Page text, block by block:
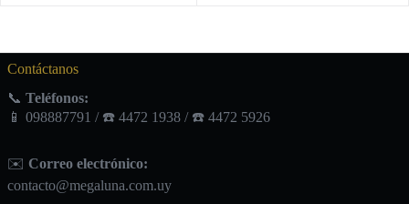
Contáctanos
📞 Teléfonos:
📱 098887791 / ☎️ 4472 1938 / ☎️ 4472 5926
✉️ Correo electrónico:
contacto@megaluna.com.uy